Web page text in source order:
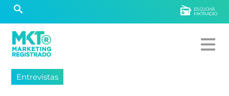
ESCUCHÁ
MKTRADIO
Entrevistas